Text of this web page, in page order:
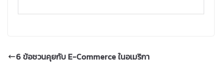
6 ข้อชวนคุยกับ E-Commerce ในอเมริกา